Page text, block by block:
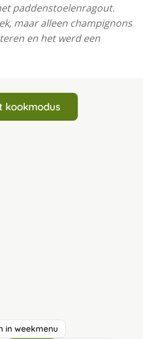
paddenstoelenragout.
maar alleen champignons
en het werd een
kookmodus
in weekmenu